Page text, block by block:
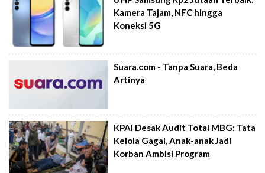
Kamera Tajam, NFC hingga
Koneksi 5G
Suara.com - Tanpa Suara, Beda
Artinya
KPAI Desak Audit Total MBG: Tata
Kelola Gagal, Anak-anak Jadi
Korban Ambisi Program